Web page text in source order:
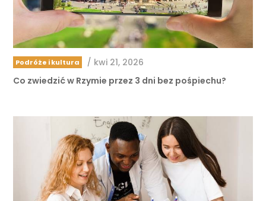
Podróże i kultura / kwi 21, 2026
Co zwiedzić w Rzymie przez 3 dni bez pośpiechu?